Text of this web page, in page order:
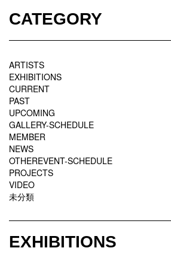
CATEGORY
ARTISTS
EXHIBITIONS
CURRENT
PAST
UPCOMING
GALLERY-SCHEDULE
MEMBER
NEWS
OTHEREVENT-SCHEDULE
PROJECTS
VIDEO
未分類
EXHIBITIONS